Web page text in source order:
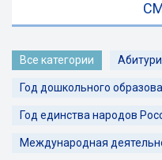
Все категории
Год дошкольного
Год единства народов
Международная